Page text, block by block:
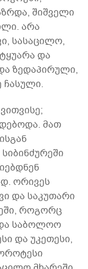
შიშველი
არა
სასაცილო,
და
ზედაპირული,
ჩასული.
მათ
ორივეს
და საკუთარი
როგორც
საბოლოო
და უკეთესი,